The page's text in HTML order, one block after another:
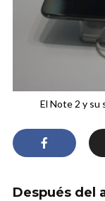
El Note 2 y su
Después del